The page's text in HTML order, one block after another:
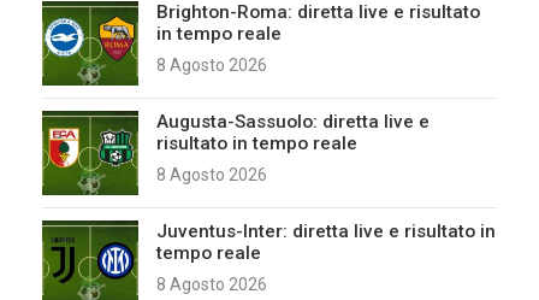
Brighton-Roma: diretta live e risultato
in tempo reale
8 Agosto 2026
Augusta-Sassuolo: diretta live e
risultato in tempo reale
8 Agosto 2026
Juventus-Inter: diretta live e risultato in
tempo reale
8 Agosto 2026